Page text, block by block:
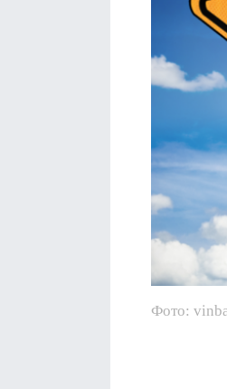
Фото: